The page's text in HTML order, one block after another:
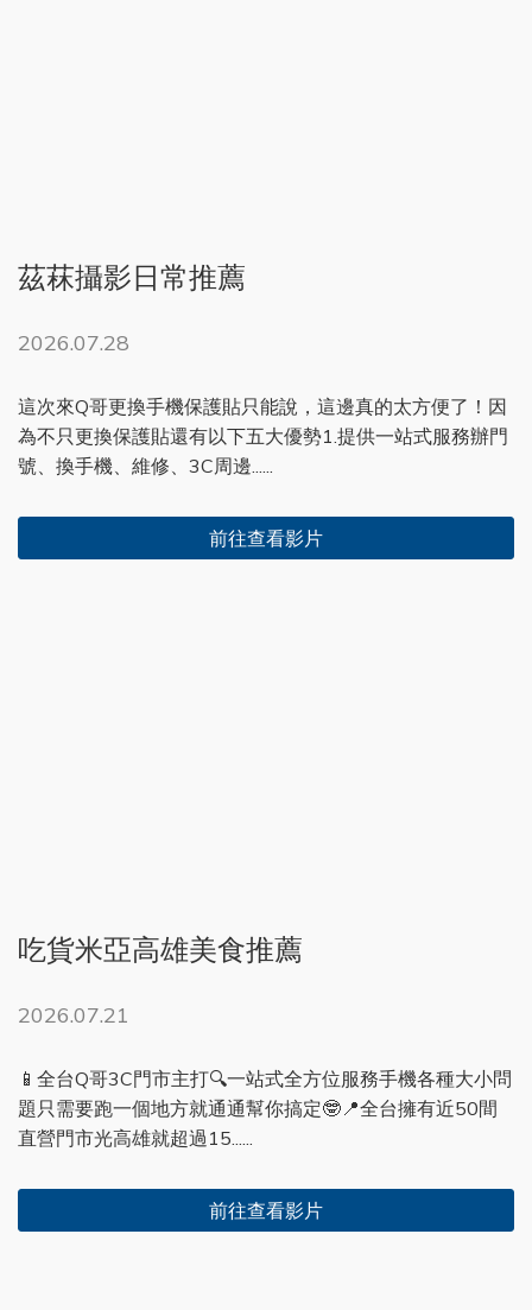
茲菻攝影日常推薦
2026.07.28
這次來Q哥更換手機保護貼只能說，這邊真的太方便了！因
為不只更換保護貼還有以下五大優勢1.提供一站式服務辦門
號、換手機、維修、3C周邊......
前往查看影片
吃貨米亞高雄美食推薦
2026.07.21
📱全台Q哥3C門市主打🔍一站式全方位服務手機各種大小問
題只需要跑一個地方就通通幫你搞定🤓📍全台擁有近50間
直營門市光高雄就超過15......
前往查看影片